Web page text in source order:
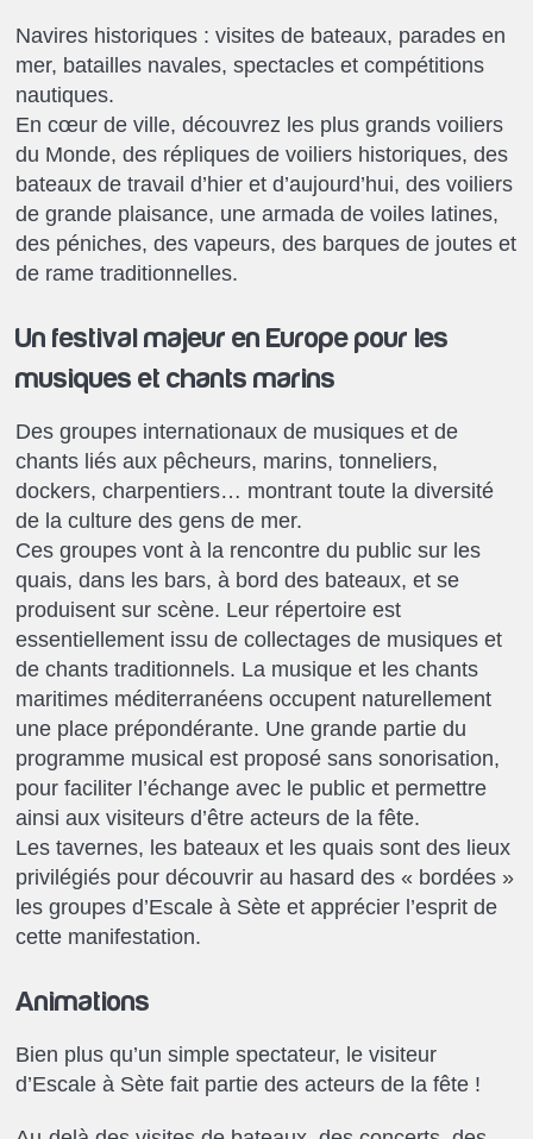
Navires historiques : visites de bateaux, parades en
mer, batailles navales, spectacles et compétitions
nautiques.
En cœur de ville, découvrez les plus grands voiliers
du Monde, des répliques de voiliers historiques, des
bateaux de travail d’hier et d’aujourd’hui, des voiliers
de grande plaisance, une armada de voiles latines,
des péniches, des vapeurs, des barques de joutes et
de rame traditionnelles.
Un festival majeur en Europe pour les
musiques et chants marins
Des groupes internationaux de musiques et de
chants liés aux pêcheurs, marins, tonneliers,
dockers, charpentiers… montrant toute la diversité
de la culture des gens de mer.
Ces groupes vont à la rencontre du public sur les
quais, dans les bars, à bord des bateaux, et se
produisent sur scène. Leur répertoire est
essentiellement issu de collectages de musiques et
de chants traditionnels. La musique et les chants
maritimes méditerranéens occupent naturellement
une place prépondérante. Une grande partie du
programme musical est proposé sans sonorisation,
pour faciliter l’échange avec le public et permettre
ainsi aux visiteurs d’être acteurs de la fête.
Les tavernes, les bateaux et les quais sont des lieux
privilégiés pour découvrir au hasard des « bordées »
les groupes d’Escale à Sète et apprécier l’esprit de
cette manifestation.
Animations
Bien plus qu’un simple spectateur, le visiteur
d’Escale à Sète fait partie des acteurs de la fête !